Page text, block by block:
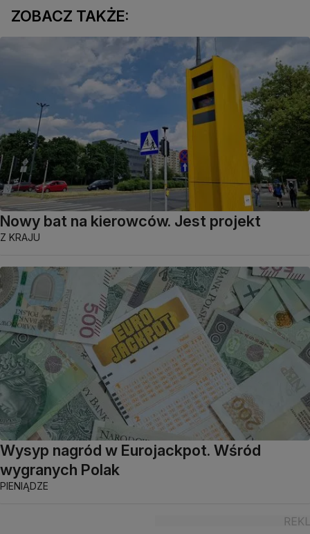
ZOBACZ TAKŻE:
Nowy bat na kierowców. Jest projekt
Z KRAJU
Wysyp nagród w Eurojackpot. Wśród
wygranych Polak
PIENIĄDZE